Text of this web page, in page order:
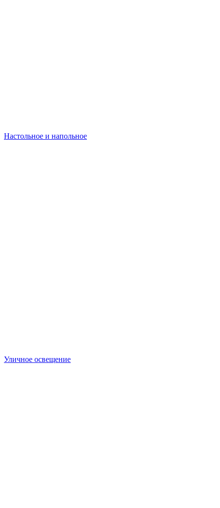
Настольное и напольное
Уличное освещение